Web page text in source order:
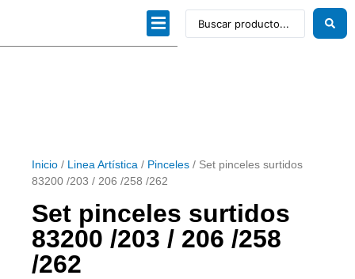
Inicio / Linea Artística / Pinceles / Set pinceles surtidos
83200 /203 / 206 /258 /262
Set pinceles surtidos
83200 /203 / 206 /258
/262